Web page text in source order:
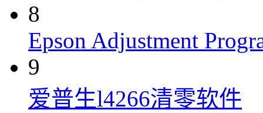
8
Epson Adjustment
9
爱普生l4266清零软件